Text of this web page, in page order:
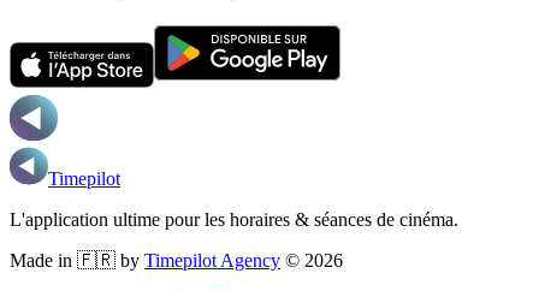
Timepilot
L'application ultime pour les horaires & séances de cinéma.
Made in 🇫🇷 by Timepilot Agency © 2026